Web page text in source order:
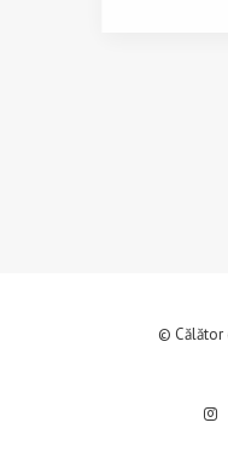
© Călător